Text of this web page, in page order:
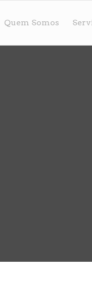
Quem Somos